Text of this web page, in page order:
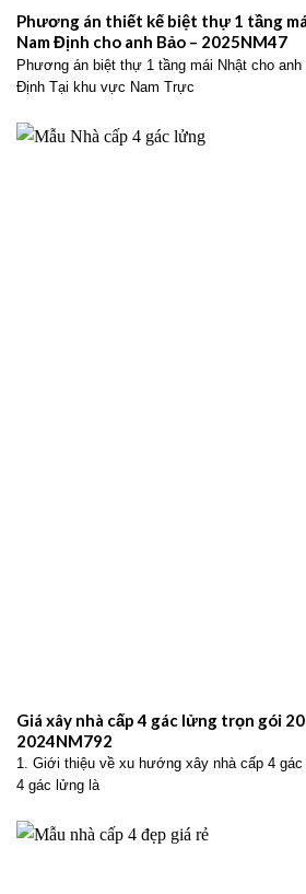
Phương án thiết kế biệt thự 1 tầng
Nam Định cho anh Bảo – 2025NM47
Phương án biệt thự 1 tầng mái Nhật cho
Định Tại khu vực Nam Trực
Giá xây nhà cấp 4 gác lửng trọn gói
2024NM792
1. Giới thiệu về xu hướng xây nhà cấp 4
4 gác lửng là